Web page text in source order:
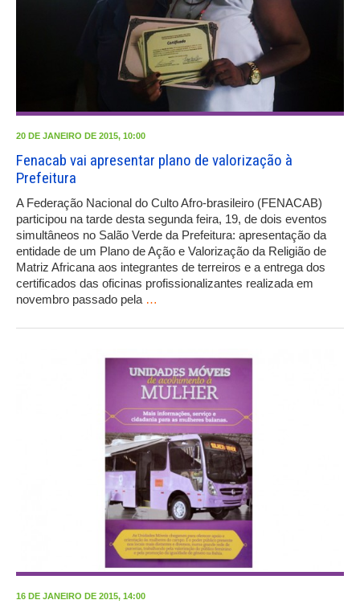
20 DE JANEIRO DE 2015, 10:00
Fenacab vai apresentar plano de valorização à
Prefeitura
A Federação Nacional do Culto Afro-brasileiro (FENACAB)
participou na tarde desta segunda feira, 19, de dois eventos
simultâneos no Salão Verde da Prefeitura: apresentação da
entidade de um Plano de Ação e Valorização da Religião de
Matriz Africana aos integrantes de terreiros e a entrega dos
certificados das oficinas profissionalizantes realizada em
novembro passado pela …
16 DE JANEIRO DE 2015, 14:00